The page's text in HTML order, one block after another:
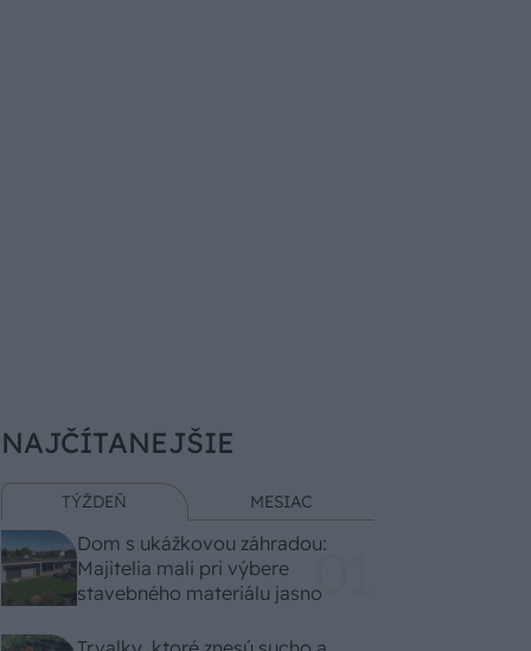
NAJČÍTANEJŠIE
TÝŽDEŇ MESIAC
Dom s ukážkovou záhradou:
Majitelia mali pri výbere
stavebného materiálu jasno